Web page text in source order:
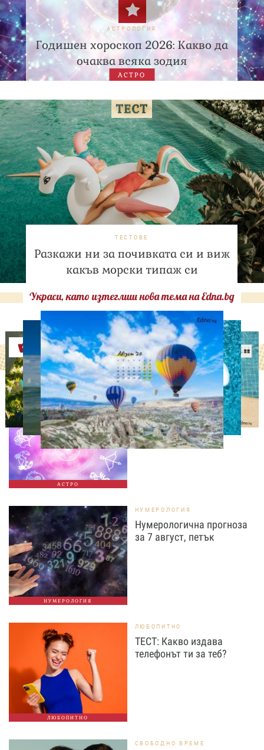
АСТРОЛОГИЯ
Годишен хороскоп 2026: Какво да
очаква всяка зодия
АСТРО
ТЕСТОВЕ
Разкажи ни за почивката си и виж
какъв морски типаж си
Украси, като изтеглиш нова тема на Edna.bg
Оферти
АСТРО
АСТРОЛОГИЯ
Дневен хороскоп за 7
август, петък
НУМЕРОЛОГИЯ
НУМЕРОЛОГИЯ
Нумерологична прогноза
за 7 август, петък
ЛЮБОПИТНО
ЛЮБОПИТНО
ТЕСТ: Какво издава
телефонът ти за теб?
СВОБОДНО ВРЕМЕ